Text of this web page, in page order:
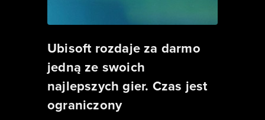
Ubisoft rozdaje za darmo
jedną ze swoich
najlepszych gier. Czas jest
ograniczony